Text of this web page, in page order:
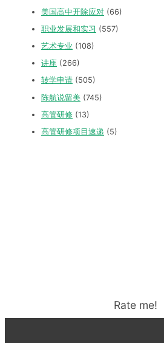
美国高中开除应对 (66)
职业发展和实习 (557)
艺术专业 (108)
讲座 (266)
转学申请 (505)
陈航说留美 (745)
高管研修 (13)
高管研修项目速递 (5)
Rate me!